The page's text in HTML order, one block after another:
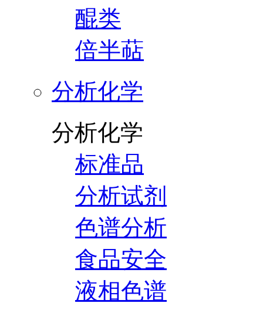
醌类
倍半萜
分析化学
分析化学
标准品
分析试剂
色谱分析
食品安全
液相色谱